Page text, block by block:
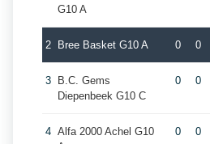
G10 A
2 Bree Basket G10 A 0 0
3
B.C. Gems
Diepenbeek G10 C
0 0
4 Alfa 2000 Achel G10
0 0